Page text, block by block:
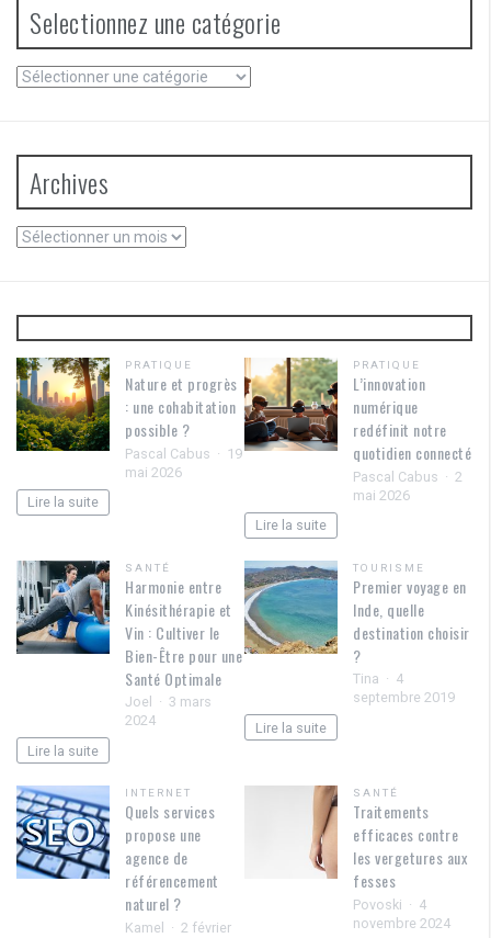
Selectionnez une catégorie
Selectionnez
Archives
Archives
PRATIQUE
Nature et progrès
: une cohabitation
possible ?
Pascal Cabus
19
mai 2026
Lire la suite
PRATIQUE
L’innovation
numérique
redéfinit notre
quotidien connecté
Pascal Cabus
2
mai 2026
Lire la suite
SANTÉ
Harmonie entre
Kinésithérapie et
Vin : Cultiver le
Bien-Être pour une
Santé Optimale
Joel
3 mars
2024
Lire la suite
TOURISME
Premier voyage en
Inde, quelle
destination choisir
?
Tina
4
septembre 2019
Lire la suite
INTERNET
Quels services
propose une
agence de
référencement
naturel ?
Kamel
2 février
SANTÉ
Traitements
efficaces contre
les vergetures aux
fesses
Povoski
4
novembre 2024